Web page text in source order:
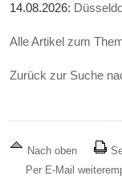
14.08.2026:
Alle Artikel zum
Zurück zur Suche
Nach oben
Per E-Mail